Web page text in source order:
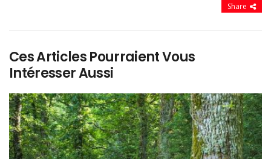
Share
Ces Articles Pourraient Vous
Intéresser Aussi